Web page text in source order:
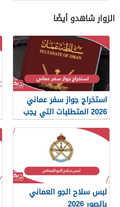
الزوار شاهدو أيضًا
استخراج جواز سفر عماني
2026 المتطلبات التي يجب
أن تعرفها
لبس سلاح الجو العماني
بالصور 2026